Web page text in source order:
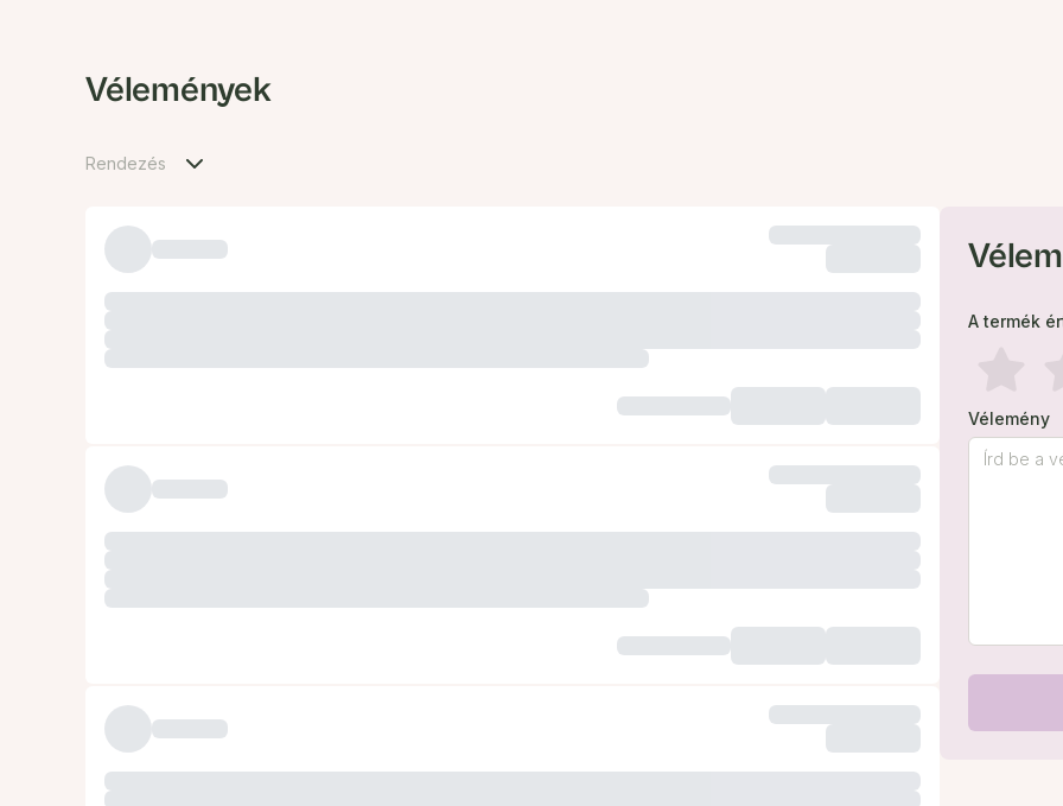
Vélemények
Rendezés
A termék
Vélemény